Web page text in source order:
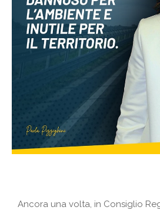
Ancora una volta, in Consiglio